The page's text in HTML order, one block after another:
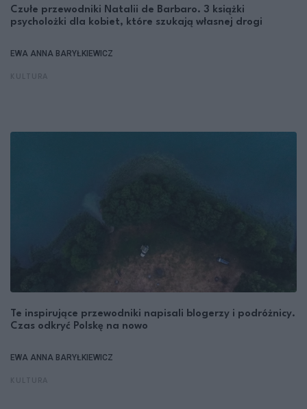
Czułe przewodniki Natalii de Barbaro. 3 książki
psycholożki dla kobiet, które szukają własnej drogi
EWA ANNA BARYŁKIEWICZ
Te inspirujące przewodniki napisali blogerzy i podróżnicy.
Czas odkryć Polskę na nowo
EWA ANNA BARYŁKIEWICZ